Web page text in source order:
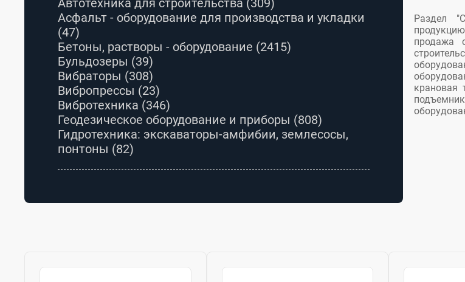
Автотехника для строительства (309)
Асфальт - оборудование для производства и укладки
(47)
Бетоны, растворы - оборудование (2415)
Бульдозеры (39)
Вибраторы (308)
Вибропрессы (23)
Вибротехника (346)
Геодезическое оборудование и приборы (808)
Гидротехника: экскаваторы-амфибии, землесосы,
понтоны (82)
Камнеобработка - оборудование(266)
строительных материалов
(219)
Раздел
продажа
крановая